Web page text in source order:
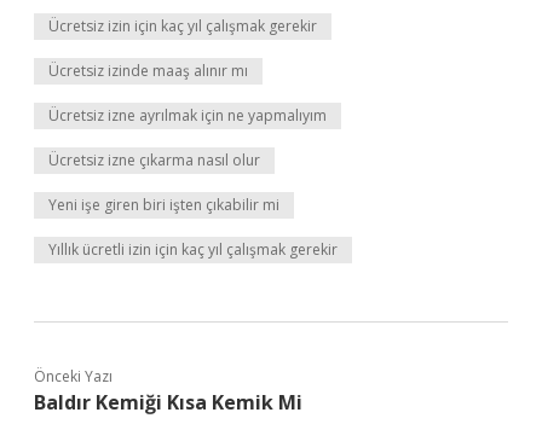
Ücretsiz izin için kaç yıl çalışmak gerekir
Ücretsiz izinde maaş alınır mı
Ücretsiz izne ayrılmak için ne yapmalıyım
Ücretsiz izne çıkarma nasıl olur
Yeni işe giren biri işten çıkabilir mi
Yıllık ücretli izin için kaç yıl çalışmak gerekir
Önceki Yazı
Baldır Kemiği Kısa Kemik Mi